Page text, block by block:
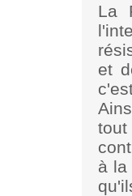
La
et
tout
à la